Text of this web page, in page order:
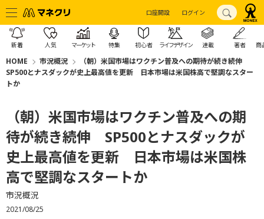
口座開設 ログイン
新着 人気 マーケット 特集 初心者 ライフデザイン 連載 著者 商
HOME 市況概況
（朝）米国市場はワクチン普及への期待が続き続伸
SP500とナスダックが史上最高値を更新 日本市場は米国株高で堅調なスター
トか
（朝）米国市場はワクチン普及への期
待が続き続伸 SP500とナスダックが
史上最高値を更新 日本市場は米国株
高で堅調なスタートか
市況概況
2021/08/25